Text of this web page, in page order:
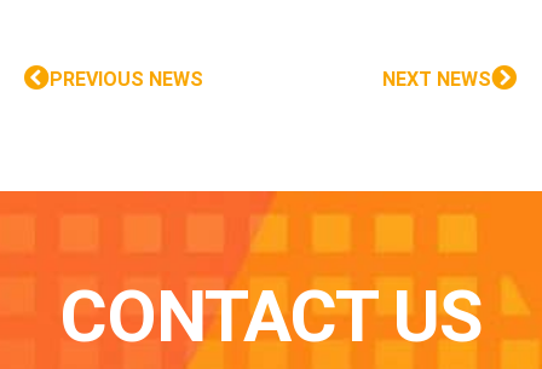
PREVIOUS NEWS NEXT NEWS
CONTACT US